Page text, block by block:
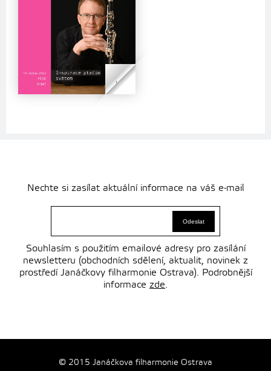
Nechte si zasílat aktuální informace na váš e-mail
Souhlasím s použitím emailové adresy pro zasílání
newsletteru (obchodních sdělení, aktualit, novinek z
prostředí Janáčkovy filharmonie Ostrava). Podrobnější
informace zde.
© 2015 Janáčkova filharmonie Ostrava